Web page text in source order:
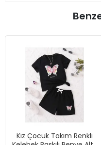
Kız Çocuk Takım Renklı